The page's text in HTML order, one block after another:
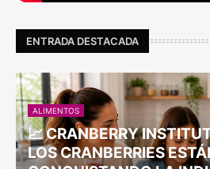
ENTRADA DESTACADA
ALIMENTOS
📈 CRANBERRY
LOS CRANBERRIES